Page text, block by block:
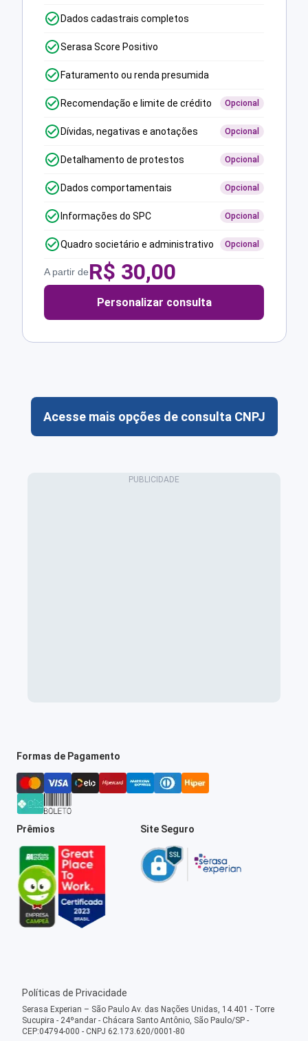
Dados cadastrais completos
Serasa Score Positivo
Faturamento ou renda presumida
Recomendação e limite de crédito Opcional
Dívidas, negativas e anotações Opcional
Detalhamento de protestos Opcional
Dados comportamentais Opcional
Informações do SPC Opcional
Quadro societário e administrativo Opcional
A partir deR$ 30,00
Personalizar consulta
Acesse mais opções de consulta CNPJ
Formas de Pagamento
Prêmios Site Seguro
Políticas de Privacidade
Serasa Experian – São Paulo Av. das Nações Unidas, 14.401 - Torre
Sucupira - 24ºandar - Chácara Santo Antônio, São Paulo/SP -
CEP:04794-000 - CNPJ 62.173.620/0001-80